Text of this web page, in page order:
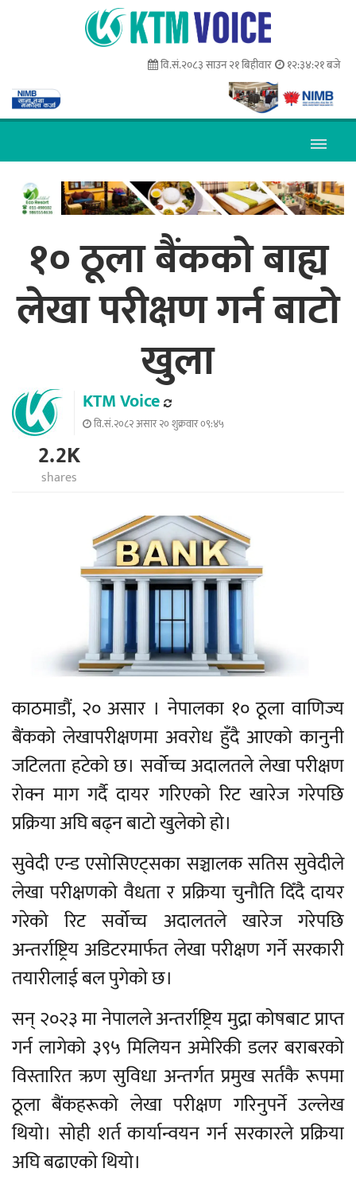
वि.सं.२०८३ साउन २१ बिहीवार १२:३४:२२ बजे
१० ठूला बैंकको बाह्य
लेखा परीक्षण गर्न बाटो
खुला
KTM Voice
वि.सं.२०८२ असार २० शुक्रवार ०९:४५
2.2K
shares
काठमाडौं, २० असार । नेपालका १० ठूला वाणिज्य
बैंकको लेखापरीक्षणमा अवरोध हुँदै आएको कानुनी
जटिलता हटेको छ। सर्वोच्च अदालतले लेखा परीक्षण
रोक्न माग गर्दै दायर गरिएको रिट खारेज गरेपछि
प्रक्रिया अघि बढ्न बाटो खुलेको हो।
सुवेदी एन्ड एसोसिएट्सका सञ्चालक सतिस सुवेदीले
लेखा परीक्षणको वैधता र प्रक्रिया चुनौति दिँदै दायर
गरेको रिट सर्वोच्च अदालतले खारेज गरेपछि
अन्तर्राष्ट्रिय अडिटरमार्फत लेखा परीक्षण गर्ने सरकारी
तयारीलाई बल पुगेको छ।
सन् २०२३ मा नेपालले अन्तर्राष्ट्रिय मुद्रा कोषबाट प्राप्त
गर्न लागेको ३९५ मिलियन अमेरिकी डलर बराबरको
विस्तारित ऋण सुविधा अन्तर्गत प्रमुख सर्तकै रूपमा
ठूला बैंकहरूको लेखा परीक्षण गरिनुपर्ने उल्लेख
थियो। सोही शर्त कार्यान्वयन गर्न सरकारले प्रक्रिया
अघि बढाएको थियो।